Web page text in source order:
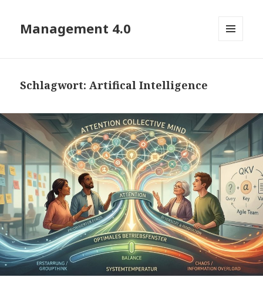
Management 4.0
Schlagwort:Artifical Intelligence